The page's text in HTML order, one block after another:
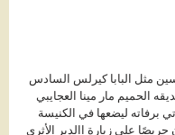
مثل البابا كيرلس السادس
الحميم مار مينا العجايبي
ليضعها في الكنيسة
على زيارة االدير الأثري